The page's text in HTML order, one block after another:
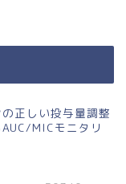
正しい投与量調整
AUC/MICモニタリ